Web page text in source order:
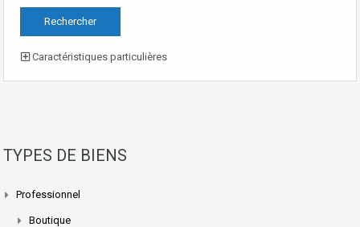
Caractéristiques particulières
TYPES DE BIENS
Professionnel
Boutique